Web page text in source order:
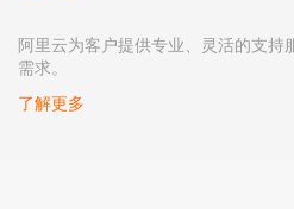
阿里云为客户提供专业、灵活的支持
需求。
了解更多